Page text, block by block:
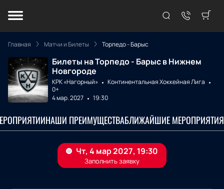
Главная Матчи и Билеты Торпедо - Барыс
Билеты на Торпедо - Барыс в Нижнем
Новгороде
КРК «Нагорный»
Континентальная Хоккейная Лига
0+
4 мар. 2027
19:30
НАШИ ПРЕИМУЩЕСТВАБЛИЖАЙШИЕ МЕРОПРИЯТИЯ